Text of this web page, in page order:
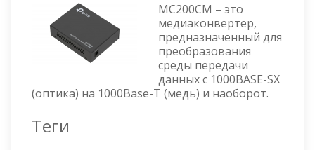
LINK
OMADA
MC200CM
MC200CM – это
медиаконвертер,
предназначенный для
преобразования
среды передачи
данных с 1000BASE-SX
(оптика) на 1000Base-T (медь) и наоборот.
Теги